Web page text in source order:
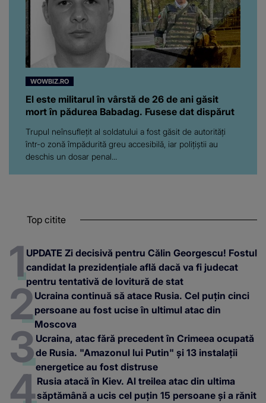
WOWBIZ.RO
El este militarul în vârstă de 26 de ani găsit
mort în pădurea Babadag. Fusese dat dispărut
Trupul neînsuflețit al soldatului a fost găsit de autorități
într-o zonă împădurită greu accesibilă, iar polițiștii au
deschis un dosar penal...
Top citite
UPDATE Zi decisivă pentru Călin Georgescu! Fostul
candidat la prezidențiale află dacă va fi judecat
pentru tentativă de lovitură de stat
Ucraina continuă să atace Rusia. Cel puțin cinci
persoane au fost ucise în ultimul atac din
Moscova
Ucraina, atac fără precedent în Crimeea ocupată
de Rusia. "Amazonul lui Putin" și 13 instalații
energetice au fost distruse
Rusia atacă în Kiev. Al treilea atac din ultima
săptămână a ucis cel puțin 15 persoane și a rănit